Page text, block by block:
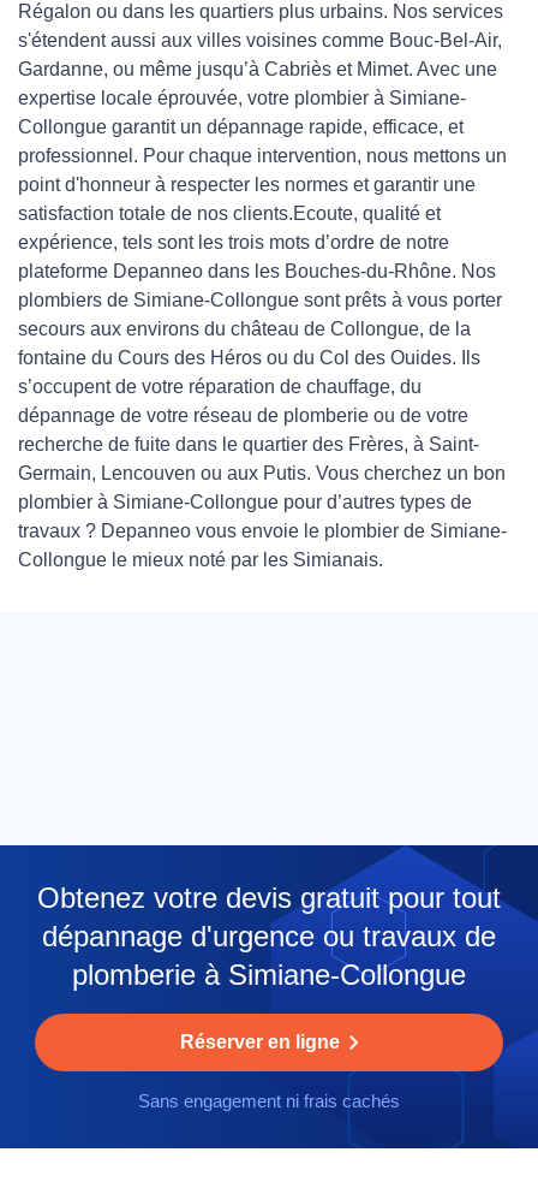
Régalon ou dans les quartiers plus urbains. Nos services
s'étendent aussi aux villes voisines comme Bouc-Bel-Air,
Gardanne, ou même jusqu’à Cabriès et Mimet. Avec une
expertise locale éprouvée, votre plombier à Simiane-
Collongue garantit un dépannage rapide, efficace, et
professionnel. Pour chaque intervention, nous mettons un
point d'honneur à respecter les normes et garantir une
satisfaction totale de nos clients.Ecoute, qualité et
expérience, tels sont les trois mots d’ordre de notre
plateforme Depanneo dans les Bouches-du-Rhône. Nos
plombiers de Simiane-Collongue sont prêts à vous porter
secours aux environs du château de Collongue, de la
fontaine du Cours des Héros ou du Col des Ouides. Ils
s’occupent de votre réparation de chauffage, du
dépannage de votre réseau de plomberie ou de votre
recherche de fuite dans le quartier des Frères, à Saint-
Germain, Lencouven ou aux Putis. Vous cherchez un bon
plombier à Simiane-Collongue pour d’autres types de
travaux ? Depanneo vous envoie le plombier de Simiane-
Collongue le mieux noté par les Simianais.
Obtenez votre devis gratuit pour tout
dépannage d'urgence ou travaux de
plomberie à Simiane-Collongue
Réserver en ligne
Sans engagement ni frais cachés